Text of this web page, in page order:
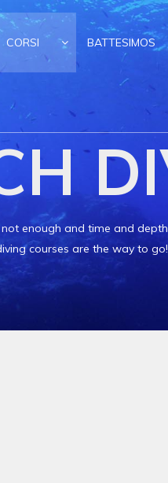
CORSI BATTESIMOS
enough and time and
courses are the way to go!